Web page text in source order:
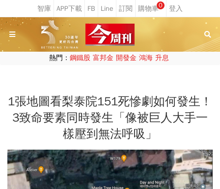
0
熱門： 鋼鐵股 富邦金 開發金 鴻海 升息
1張地圖看梨泰院151死慘劇如何發生！
3致命要素同時發生「像被巨人大手一
樣壓到無法呼吸」